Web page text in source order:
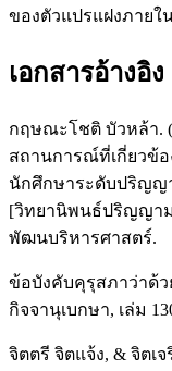
ของตัวแปรแฝงภาย
เอกสารอ้างอิง
กฤษณะโชติ บัวหล้า.
สถานการณ์ที่เกี่ยวข้
นักศึกษาระดับปริญญ
[วิทยานิพนธ์ปริญญ
พัฒนบริหารศาสตร์.
ข้อบังคับคุรุสภาว่าด้ว
กิจจานุเบกษา, เล่ม
จิตตรี จิตแจ้ง, & จิตเ